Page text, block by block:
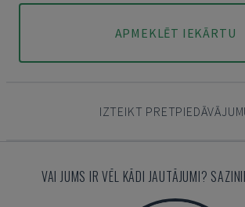
APMEKLĒT IEKĀRTU
IZTEIKT
VAI JUMS IR VĒL KĀDI JAUTĀJUMI?